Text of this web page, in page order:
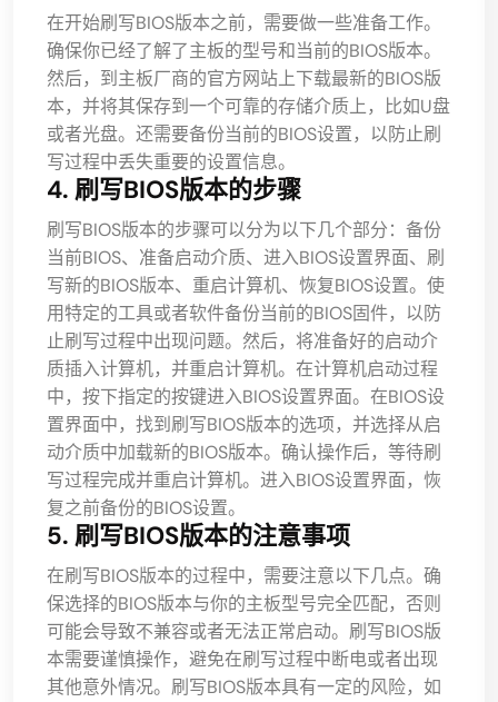
在开始刷写BIOS版本之前，需要做一些准备工作。
确保你已经了解了主板的型号和当前的BIOS版本。
然后，到主板厂商的官方网站上下载最新的BIOS版
本，并将其保存到一个可靠的存储介质上，比如U盘
或者光盘。还需要备份当前的BIOS设置，以防止刷
写过程中丢失重要的设置信息。
4. 刷写BIOS版本的步骤
刷写BIOS版本的步骤可以分为以下几个部分：备份
当前BIOS、准备启动介质、进入BIOS设置界面、刷
写新的BIOS版本、重启计算机、恢复BIOS设置。使
用特定的工具或者软件备份当前的BIOS固件，以防
止刷写过程中出现问题。然后，将准备好的启动介
质插入计算机，并重启计算机。在计算机启动过程
中，按下指定的按键进入BIOS设置界面。在BIOS设
置界面中，找到刷写BIOS版本的选项，并选择从启
动介质中加载新的BIOS版本。确认操作后，等待刷
写过程完成并重启计算机。进入BIOS设置界面，恢
复之前备份的BIOS设置。
5. 刷写BIOS版本的注意事项
在刷写BIOS版本的过程中，需要注意以下几点。确
保选择的BIOS版本与你的主板型号完全匹配，否则
可能会导致不兼容或者无法正常启动。刷写BIOS版
本需要谨慎操作，避免在刷写过程中断电或者出现
其他意外情况。刷写BIOS版本具有一定的风险，如